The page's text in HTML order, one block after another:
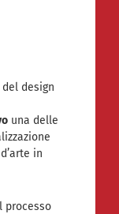
design
una delle
in
processo